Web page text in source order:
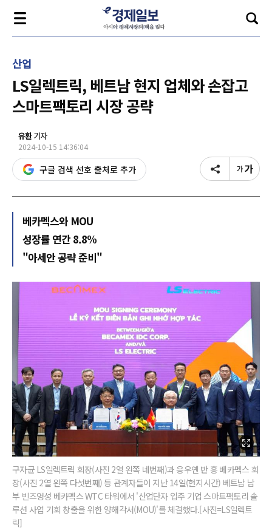
산업
LS일렉트릭, 베트남 현지 업체와 손잡고
스마트팩토리 시장 공략
유환기자
2024-10-15 14:36:04
구글 검색 선호 출처로 추가
베카멕스와 MOU
성장률 연간 8.8%
"아세안 공략 준비"
구자균 LS일렉트릭 회장(사진 2열 왼쪽 네번째)과 응우옌 반 흥 베카멕스 회
장(사진 2열 왼쪽 다섯번째) 등 관계자들이 지난 14일(현지시간) 베트남 남
부 빈즈엉성 베카멕스 WTC 타워에서 '산업단자 입주 기업 스마트팩토리 솔
루션 사업 기회 창출을 위한 양해각서(MOU)'를 체결했다.[사진=LS일렉트
릭]